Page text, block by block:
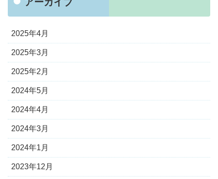
2025年4月
2025年3月
2025年2月
2024年5月
2024年4月
2024年3月
2024年1月
2023年12月